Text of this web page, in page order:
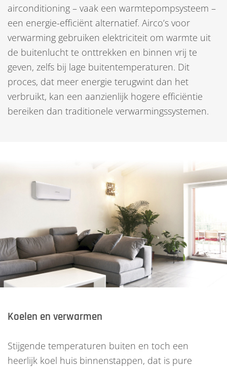
airconditioning – vaak een warmtepompsysteem –
een energie-efficiënt alternatief. Airco’s voor
verwarming gebruiken elektriciteit om warmte uit
de buitenlucht te onttrekken en binnen vrij te
geven, zelfs bij lage buitentemperaturen. Dit
proces, dat meer energie terugwint dan het
verbruikt, kan een aanzienlijk hogere efficiëntie
bereiken dan traditionele verwarmingssystemen.
Koelen en verwarmen
Stijgende temperaturen buiten en toch een
heerlijk koel huis binnenstappen, dat is pure